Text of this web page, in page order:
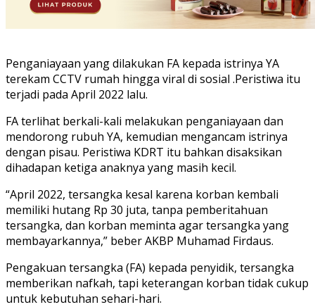
Penganiayaan yang dilakukan FA kepada istrinya YA
terekam CCTV rumah hingga viral di sosial .Peristiwa itu
terjadi pada April 2022 lalu.
FA terlihat berkali-kali melakukan penganiayaan dan
mendorong rubuh YA, kemudian mengancam istrinya
dengan pisau. Peristiwa KDRT itu bahkan disaksikan
dihadapan ketiga anaknya yang masih kecil.
“April 2022, tersangka kesal karena korban kembali
memiliki hutang Rp 30 juta, tanpa pemberitahuan
tersangka, dan korban meminta agar tersangka yang
membayarkannya,” beber AKBP Muhamad Firdaus.
Pengakuan tersangka (FA) kepada penyidik, tersangka
memberikan nafkah, tapi keterangan korban tidak cukup
untuk kebutuhan sehari-hari.